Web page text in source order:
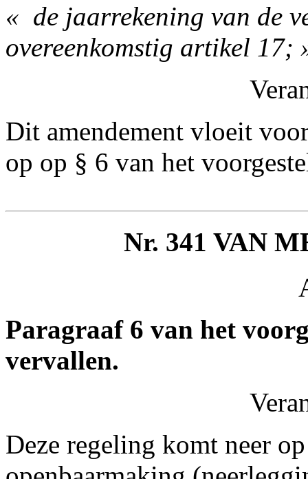
« ­ de jaarrekening van de
overeenkomstig artikel 17;
Dit amendement vloeit
op op § 6 van het
Nr. 341 VAN
Paragraaf 6 van het
vervallen.
Deze regeling komt neer